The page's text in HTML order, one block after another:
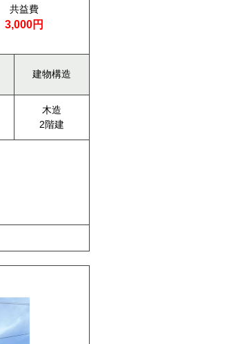
共益費
3,000円
建物構造
木造
2階建